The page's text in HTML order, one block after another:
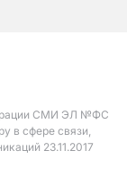
СМИ ЭЛ №ФС
в сфере связи,
23.11.2017